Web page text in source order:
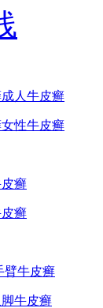
成人牛皮癣
女性牛皮癣
癣
癣
臂牛皮癣
牛皮癣